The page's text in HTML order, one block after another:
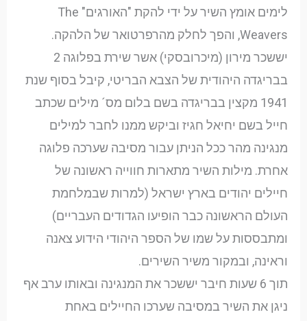
לימים אומץ השיר על ידי להקת "האורגים" The
Weavers, והפך לחלק מהרפרטואר של הלהקה.
יששכר מירון (מיכרובסקי) אשר שירת בפלוגה 2
בבריגדה היהודית של הצבא הבריטי, קיבל בסוף שנת
1941 מקצין בבריגדה בשם בלום מס´ מילים שכתב
חייל בשם יחיאל חגיז וביקש ממנו לחבר למילים
מנגינה מהר ככל הניתן עבור מסיבה שערכה פלוגה
אחרת. מילות השיר מתארות חווייה ראשונה של
חיילים יהודים בארץ ישראל (למרות שבמלחמת
העולם הראשונה כבר הופיעו הגדודים העבריים)
ומתבססות על שמו של הספר היהודי הידוע צאנה
וראינה, ובמקור משיר השירים.
תוך 6 שעות חיבר יששכר את המנגינה ובאותו ערב אף
ניגן את השיר במסיבה שערכו החיילים באחת